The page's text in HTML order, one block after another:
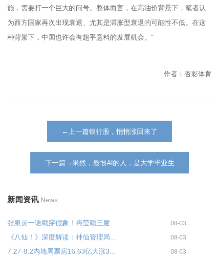
施，需要打一个巨大的问号。整体而言，在高油价背景下，笔者认
为西方国家再次出现衰退、尤其是滞胀型衰退的可能性不低。在这
种背景下，中国也许会有超乎意料的发展机会。"
作者：杏彩体育
←上一篇银行股，悄悄涨回来了
下一篇→果然，最恨AI的人，是大学毕业生
新闻资讯 News
张泉灵一语戳穿假象！冉莹颖三度... 08-03
《八仙！》深度解读：神仙管理局... 08-03
7.27-8.2内地周票房16.63亿大涨3... 08-03